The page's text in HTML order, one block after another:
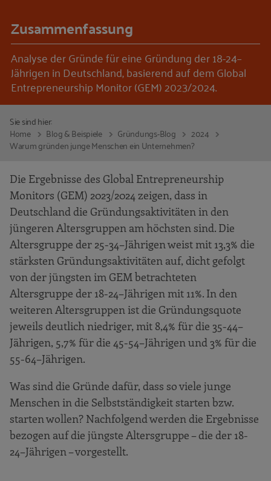
Zusammenfassung
Analyse der Gründe für eine Gründung der 18-24–
Jährigen in Deutschland, basierend auf dem Global
Entrepreneurship Monitor (GEM) 2023/2024.
Sie sind hier:
Home
Blog & Beispiele Gründungs-Blog
2024
Warum gründen junge Menschen ein Unternehmen?
Die Ergebnisse des Global Entrepreneurship
Monitors (GEM) 2023/2024 zeigen, dass in
Deutschland die Gründungsaktivitäten in den
jüngeren Altersgruppen am höchsten sind. Die
Altersgruppe der 25-34–Jährigen weist mit 13,3% die
stärksten Gründungsaktivitäten auf, dicht gefolgt
von der jüngsten im GEM betrachteten
Altersgruppe der 18-24–Jährigen mit 11%. In den
weiteren Altersgruppen ist die Gründungsquote
jeweils deutlich niedriger, mit 8,4% für die 35-44–
Jährigen, 5,7% für die 45-54­–Jährigen und 3% für die
55-64–Jährigen.
Was sind die Gründe dafür, dass so viele junge
Menschen in die Selbstständigkeit starten bzw.
starten wollen? Nachfolgend werden die Ergebnisse
bezogen auf die jüngste Altersgruppe ­– die der 18-
24–Jährigen ­– vorgestellt.